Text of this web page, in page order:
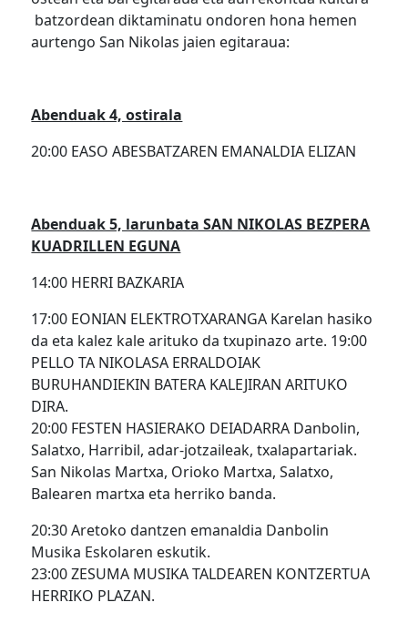
batzordean diktaminatu ondoren hona hemen
aurtengo San Nikolas jaien egitaraua:
Abenduak 4, ostirala
20:00 EASO ABESBATZAREN EMANALDIA ELIZAN
Abenduak 5, larunbata SAN NIKOLAS BEZPERA
KUADRILLEN EGUNA
14:00 HERRI BAZKARIA
17:00 EONIAN ELEKTROTXARANGA Karelan hasiko
da eta kalez kale arituko da txupinazo arte. 19:00
PELLO TA NIKOLASA ERRALDOIAK
BURUHANDIEKIN BATERA KALEJIRAN ARITUKO
DIRA.
20:00 FESTEN HASIERAKO DEIADARRA Danbolin,
Salatxo, Harribil, adar-jotzaileak, txalapartariak.
San Nikolas Martxa, Orioko Martxa, Salatxo,
Balearen martxa eta herriko banda.
20:30 Aretoko dantzen emanaldia Danbolin
Musika Eskolaren eskutik.
23:00 ZESUMA MUSIKA TALDEAREN KONTZERTUA
HERRIKO PLAZAN.